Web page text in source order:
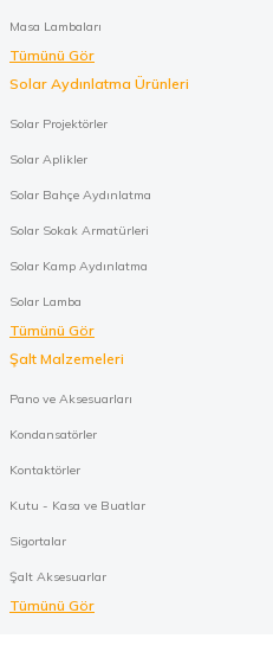
Masa Lambaları
Tümünü Gör
Solar Aydınlatma Ürünleri
Solar Projektörler
Solar Aplikler
Solar Bahçe Aydınlatma
Solar Sokak Armatürleri
Solar Kamp Aydınlatma
Solar Lamba
Tümünü Gör
Şalt Malzemeleri
Pano ve Aksesuarları
Kondansatörler
Kontaktörler
Kutu - Kasa ve Buatlar
Sigortalar
Şalt Aksesuarlar
Tümünü Gör